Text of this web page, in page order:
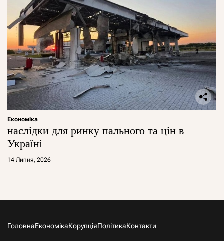
Економіка
наслідки для ринку пального та цін в
Україні
14 Липня, 2026
ГоловнаЕкономікаКорупціяПолітикаКонтакти